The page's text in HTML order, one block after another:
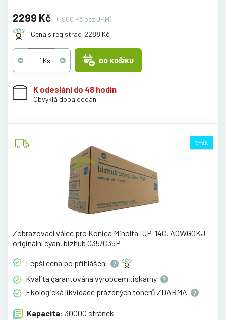
2299 Kč
(1900 Kč bez DPH)
Cena s registrací 2288 Kč
DO KOŠÍKU
K odeslání do 48 hodin
Obvyklá doba dodání
CYAN
Zobrazovací válec pro Konica Minolta IUP-14C, A0WG0KJ
originální cyan, bizhub C35/C35P
Lepší cena po přihlášení
Kvalita garantována výrobcem tiskárny
Ekologická likvidace prázdných tonerů ZDARMA
Kapacita: 30000 stránek